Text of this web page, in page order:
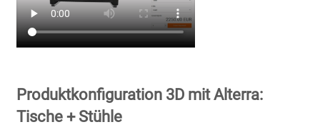
Produktkonfiguration 3D mit Alterra:
Tische + Stühle